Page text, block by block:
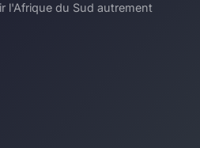
l'Afrique du Sud autrement